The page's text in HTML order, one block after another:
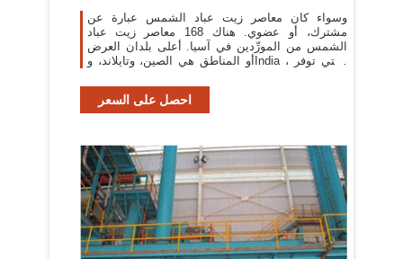
وسواء كان معاصر زيت عباد الشمس عبارة عن
مشترك، أو عضوي. هناك 168 معاصر زيت عباد
الشمس من المورِّدين في آسيا. أعلى بلدان العرض
أو المناطق هي الصين، وتايلاند، وIndia ، والتي توفر
احصل على السعر